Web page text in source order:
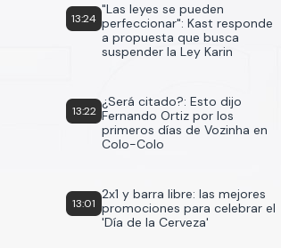
13:24
"Las leyes se pueden
perfeccionar": Kast responde
a propuesta que busca
suspender la Ley Karin
13:22
¿Será citado?: Esto dijo
Fernando Ortiz por los
primeros días de Vozinha en
Colo-Colo
13:01
2x1 y barra libre: las mejores
promociones para celebrar el
'Día de la Cerveza'